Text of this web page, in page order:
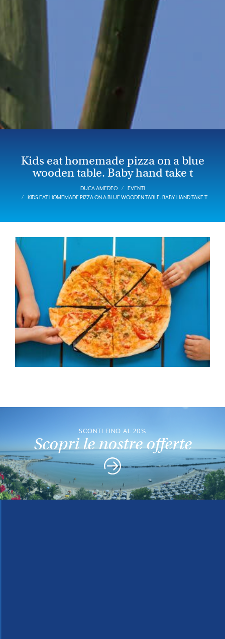
Kids eat homemade pizza on a blue
wooden table. Baby hand take t
DUCA AMEDEO
EVENTI
KIDS EAT HOMEMADE PIZZA ON A BLUE WOODEN TABLE. BABY HAND TAKE T
SCONTI FINO AL 20%
Scopri le nostre offerte